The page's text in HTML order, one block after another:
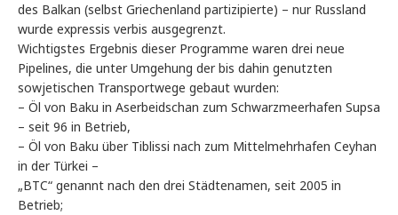
des Balkan (selbst Griechenland partizipierte) – nur Russland
wurde expressis verbis ausgegrenzt.
Wichtigstes Ergebnis dieser Programme waren drei neue
Pipelines, die unter Umgehung der bis dahin genutzten
sowjetischen Transportwege gebaut wurden:
– Öl von Baku in Aserbeidschan zum Schwarzmeerhafen Supsa
– seit 96 in Betrieb,
– Öl von Baku über Tiblissi nach zum Mittelmehrhafen Ceyhan
in der Türkei –
„BTC“ genannt nach den drei Städtenamen, seit 2005 in
Betrieb;